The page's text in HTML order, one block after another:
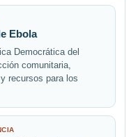
Ebola
Democrática del
comunitaria,
recursos para los